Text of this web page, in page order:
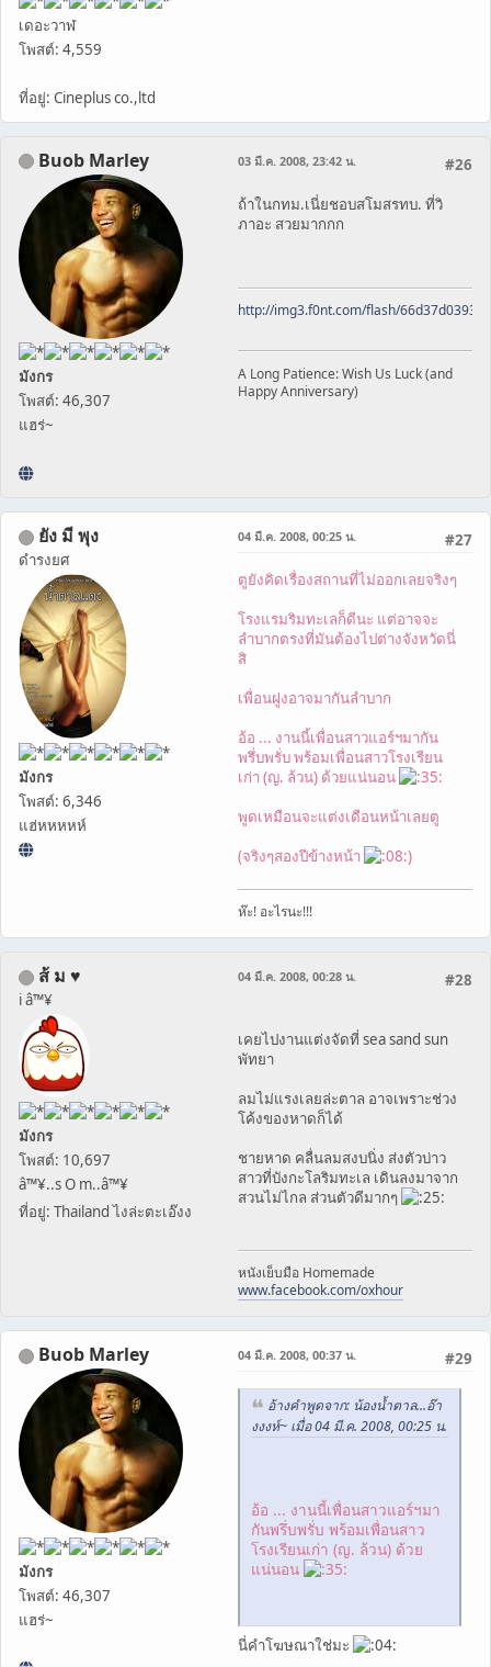
เดอะวาฬ
โพสต์: 4,559
ที่อยู่: Cineplus co.,ltd
Buob Marley
มังกร
โพสต์: 46,307
แฮร่~
#26
03 มี.ค. 2008, 23:42 น.
ถ้าในกทม.เนี่ยชอบสโมสรทบ. ที่วิ
ภาอะ สวยมากกก
http://img3.f0nt.com/flash/
A Long Patience: Wish Us Luck (and
Happy Anniversary)
ยัง มี พุง
ดำรงยศ
มังกร
โพสต์: 6,346
แฮ่หหหหห์
#27
04 มี.ค. 2008, 00:25 น.
ตูยังคิดเรื่องสถานที่ไม่ออกเลยจริงๆ
โรงแรมริมทะเลก็ดีนะ แต่อาจจะ
ลำบากตรงที่มันต้องไปต่างจังหวัดนี่
สิ
เพื่อนฝูงอาจมากันลำบาก
อ้อ ... งานนี้เพื่อนสาวแอร์ฯมากัน
พรึ่บพรั่บ พร้อมเพื่อนสาวโรงเรียน
เก่า (ญ. ล้วน) ด้วยแน่นอน
พูดเหมือนจะแต่งเดือนหน้าเลยตู
(จริงๆสองปีข้างหน้า
)
ห๊ะ! อะไรนะ!!!
ส้ ม ♥
i â™¥
มังกร
โพสต์: 10,697
â™¥..s O m..â™¥
ที่อยู่: Thailand ไงล่ะตะเอ๊งง
#28
04 มี.ค. 2008, 00:28 น.
เคยไปงานแต่งจัดที่ sea sand sun
พัทยา
ลมไม่แรงเลยล่ะตาล อาจเพราะช่วง
โค้งของหาดก็ได้
ชายหาด คลื่นลมสงบนิ่ง ส่งตัวบ่าว
สาวที่บังกะโลริมทะเล เดินลงมาจาก
สวนไม่ไกล ส่วนตัวดีมากๆ
หนังเย็บมือ Homemade
www.facebook.com/oxhour
Buob Marley
มังกร
โพสต์: 46,307
แฮร่~
#29
04 มี.ค. 2008, 00:37 น.
อ้างคำพูดจาก: น้องน้ำตาล...อ๊า
งงงห์~ เมื่อ 04 มี.ค. 2008, 00:25 น.
อ้อ ... งานนี้เพื่อนสาวแอร์ฯมา
กันพรึ่บพรั่บ พร้อมเพื่อนสาว
โรงเรียนเก่า (ญ. ล้วน) ด้วย
แน่นอน
นี่คำโฆษณาใช่มะ